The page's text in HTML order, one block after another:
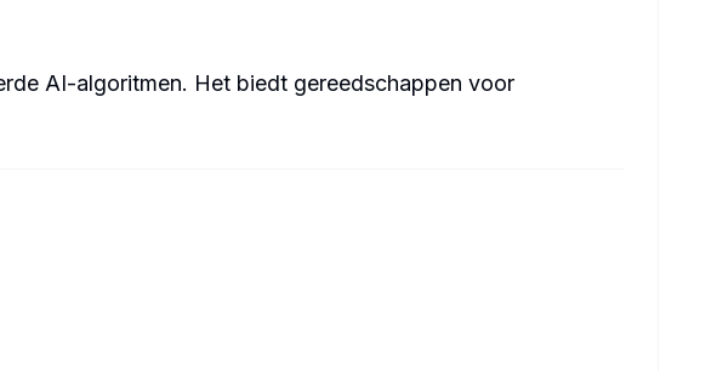
AI-algoritmen. Het biedt gereedschappen voor